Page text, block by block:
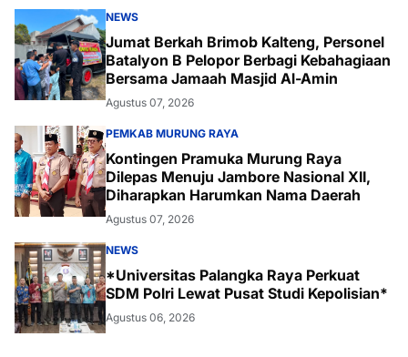
NEWS
Jumat Berkah Brimob Kalteng, Personel
Batalyon B Pelopor Berbagi Kebahagiaan
Bersama Jamaah Masjid Al-Amin
Agustus 07, 2026
PEMKAB MURUNG RAYA
Kontingen Pramuka Murung Raya
Dilepas Menuju Jambore Nasional XII,
Diharapkan Harumkan Nama Daerah
Agustus 07, 2026
NEWS
*Universitas Palangka Raya Perkuat
SDM Polri Lewat Pusat Studi Kepolisian*
Agustus 06, 2026